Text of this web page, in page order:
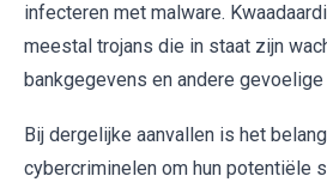
infecteren met malware.
meestal trojans die in staat zijn
bankgegevens en andere
Bij dergelijke aanvallen is het
cybercriminelen om hun potentiële